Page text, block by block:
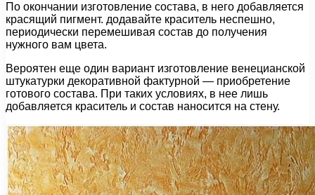
По окончании изготовление состава, в него добавляется
красящий пигмент. додавайте краситель неспешно,
периодически перемешивая состав до получения
нужного вам цвета.
Вероятен еще один вариант изготовление венецианской
штукатурки декоративной фактурной — приобретение
готового состава. При таких условиях, в нее лишь
добавляется краситель и состав наносится на стену.